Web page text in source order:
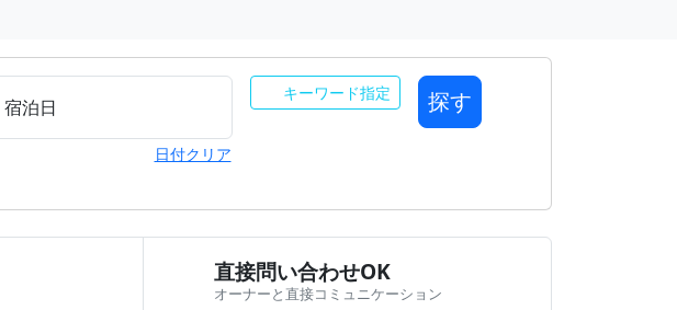
宿泊日
日付クリア
キーワード指定 探す
直接問い合わせOK
オーナーと直接コミュニケーション